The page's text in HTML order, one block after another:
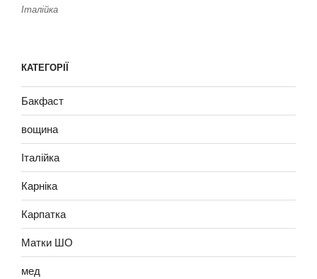
Італійка
КАТЕГОРІЇ
Бакфаст
вощина
Італійка
Карніка
Карпатка
Матки ШО
мед